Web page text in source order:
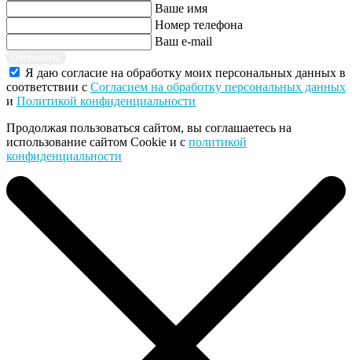
Ваше имя
Номер телефона
Ваш e-mail
Я даю согласие на обработку моих персональных данных в
соответствии с Согласием на обработку персональных данных
и Политикой конфиденциальности
Продолжая пользоваться сайтом, вы соглашаетесь на
использование сайтом Cookie и с политикой
конфиденциальности